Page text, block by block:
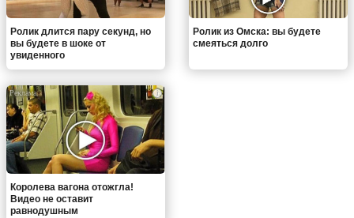
Ролик длится пару секунд, но
вы будете в шоке от
увиденного
Ролик из Омска: вы будете
смеяться долго
i
Королева вагона отожгла!
Видео не оставит
равнодушным